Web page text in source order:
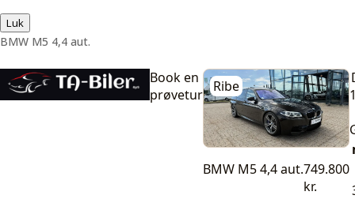
Luk
BMW M5 4,4 aut.